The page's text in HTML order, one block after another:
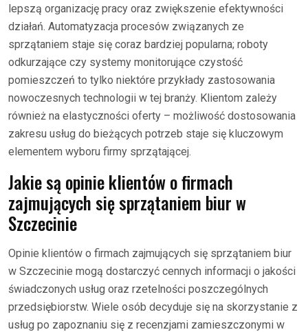
lepszą organizację pracy oraz zwiększenie efektywności
działań. Automatyzacja procesów związanych ze
sprzątaniem staje się coraz bardziej popularna; roboty
odkurzające czy systemy monitorujące czystość
pomieszczeń to tylko niektóre przykłady zastosowania
nowoczesnych technologii w tej branży. Klientom zależy
również na elastyczności oferty – możliwość dostosowania
zakresu usług do bieżących potrzeb staje się kluczowym
elementem wyboru firmy sprzątającej.
Jakie są opinie klientów o firmach
zajmujących się sprzątaniem biur w
Szczecinie
Opinie klientów o firmach zajmujących się sprzątaniem biur
w Szczecinie mogą dostarczyć cennych informacji o jakości
świadczonych usług oraz rzetelności poszczególnych
przedsiębiorstw. Wiele osób decyduje się na skorzystanie z
usług po zapoznaniu się z recenzjami zamieszczonymi w